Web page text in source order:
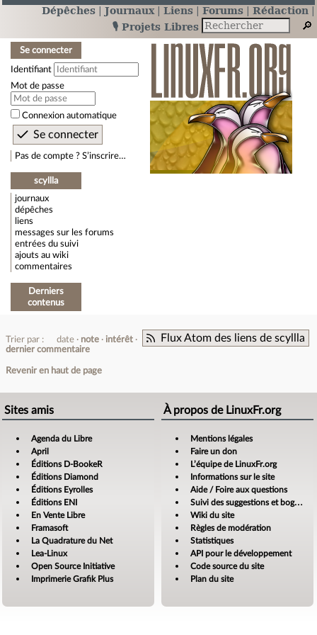
Dépêches Journaux Liens Forums
Rédaction
🎙️ Projets Libres
Se connecter
Identifiant
Mot de passe
Connexion automatique
Pas de compte ? S’inscrire…
scyllla
journaux
dépêches
liens
messages sur les forums
entrées du suivi
ajouts au wiki
commentaires
Derniers
contenus
Flux Atom des liens de scyllla
Trier par : date note
intérêt
dernier commentaire
Revenir en haut de page
Sites amis
Agenda du Libre
April
Éditions D-BookeR
Éditions Diamond
Éditions Eyrolles
Éditions ENI
En Vente Libre
Framasoft
La Quadrature du Net
Lea-Linux
Open Source Initiative
Imprimerie Grafik Plus
À propos de LinuxFr.org
Mentions légales
Faire un don
L’équipe de LinuxFr.org
Informations sur le site
Aide / Foire aux questions
Suivi des suggestions et bogues
Wiki du site
Règles de modération
Statistiques
API pour le développement
Code source du site
Plan du site